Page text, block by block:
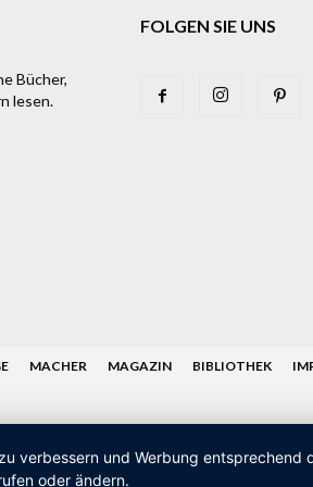
Bücher,
lesen.
FOLGEN SIE UNS
MACHER MAGAZIN BIBLIOTHEK
verbessern und Werbung
oder ändern.